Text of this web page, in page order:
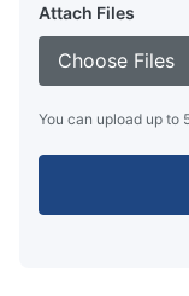
Attach Files
Choose Files
You can upload up to